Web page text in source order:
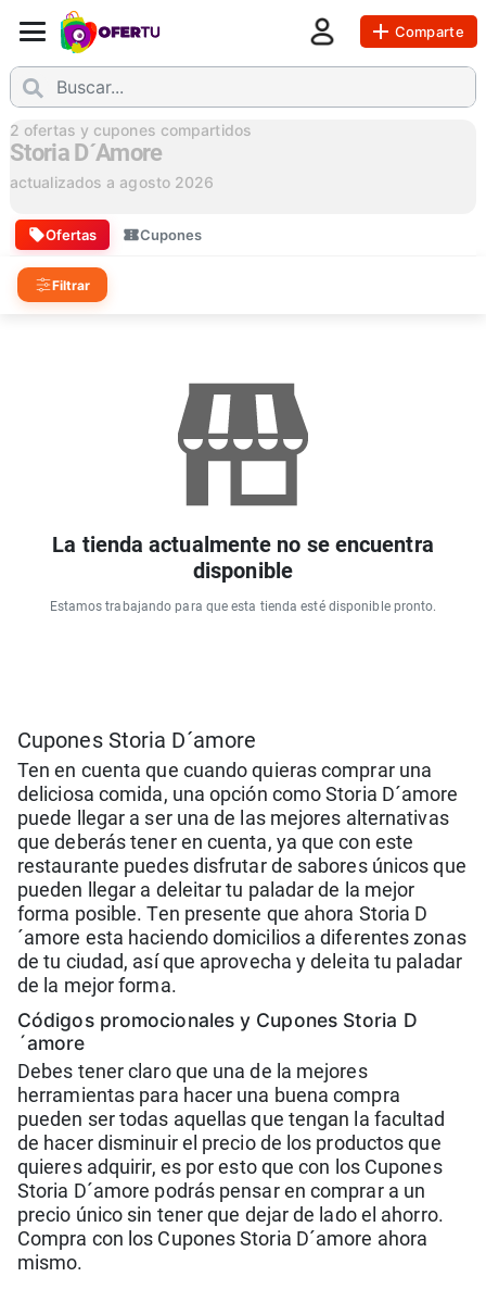
Comparte
2 ofertas y cupones compartidos
Storia D´amore
actualizados a agosto 2026
Ofertas Cupones
Filtrar
La tienda actualmente no se encuentra
disponible
Estamos trabajando para que esta tienda esté disponible pronto.
Cupones Storia D´amore
Ten en cuenta que cuando quieras comprar una
deliciosa comida, una opción como Storia D´amore
puede llegar a ser una de las mejores alternativas
que deberás tener en cuenta, ya que con este
restaurante puedes disfrutar de sabores únicos que
pueden llegar a deleitar tu paladar de la mejor
forma posible. Ten presente que ahora Storia D
´amore esta haciendo domicilios a diferentes zonas
de tu ciudad, así que aprovecha y deleita tu paladar
de la mejor forma.
Códigos promocionales y Cupones Storia D
´amore
Debes tener claro que una de la mejores
herramientas para hacer una buena compra
pueden ser todas aquellas que tengan la facultad
de hacer disminuir el precio de los productos que
quieres adquirir, es por esto que con los Cupones
Storia D´amore podrás pensar en comprar a un
precio único sin tener que dejar de lado el ahorro.
Compra con los Cupones Storia D´amore ahora
mismo.